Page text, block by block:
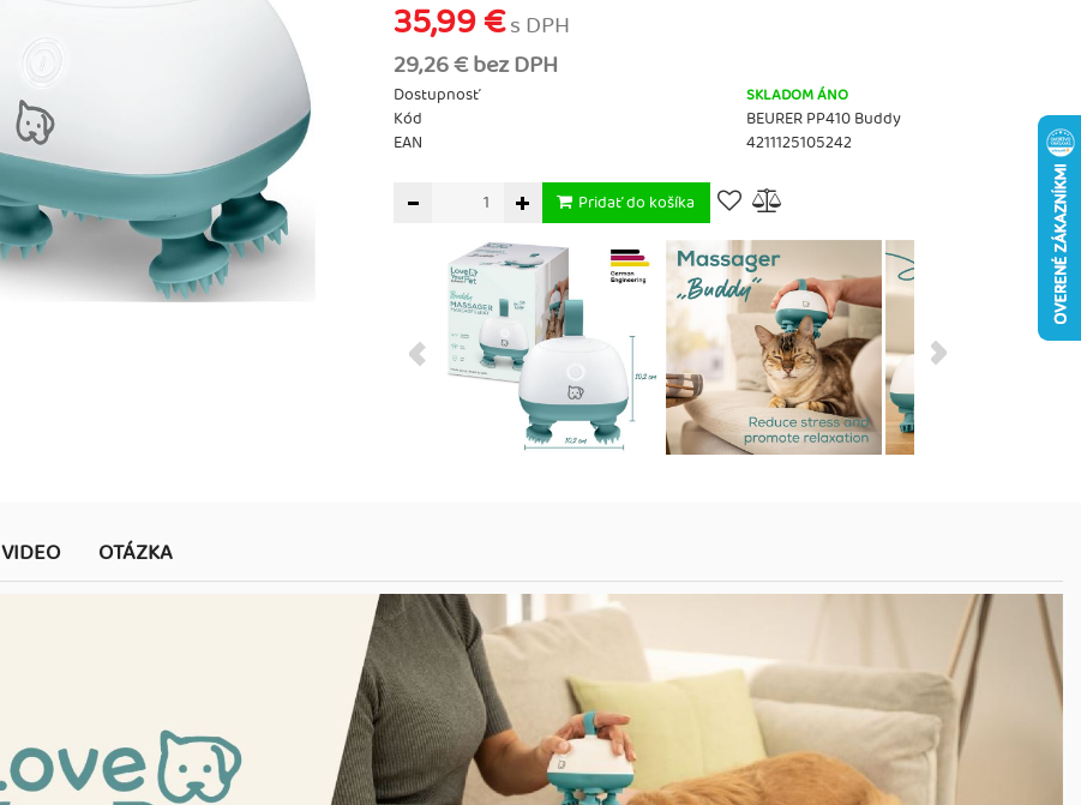
35,99 €s DPH
29,26 € bez DPH
Dostupnosť SKLADOM ÁNO
Kód
BEURER PP410 Buddy
EAN
4211125105242
Pridať do košíka
VIDEO OTÁZKA